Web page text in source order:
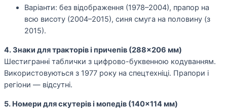
Варіанти: без відображення (1978–2004), прапор на
всю висоту (2004–2015), синя смуга на половину (з
2015).
4. Знаки для тракторів і причепів (288×206 мм)
Шестигранні таблички з цифрово-буквенною кодуванням.
Використовуються з 1977 року на спецтехніці. Прапори і
регіони — відсутні.
5. Номери для скутерів і мопедів (140×114 мм)